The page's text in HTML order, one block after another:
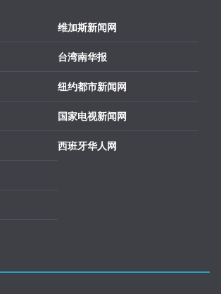
维加斯新闻网
台湾南华报
纽约都市新闻网
国家电视新闻网
西班牙华人网